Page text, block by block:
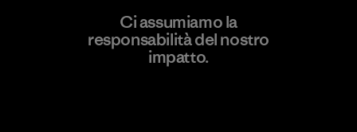
Scopri di più
Ci assumiamo la
responsabilità del nostro
impatto.